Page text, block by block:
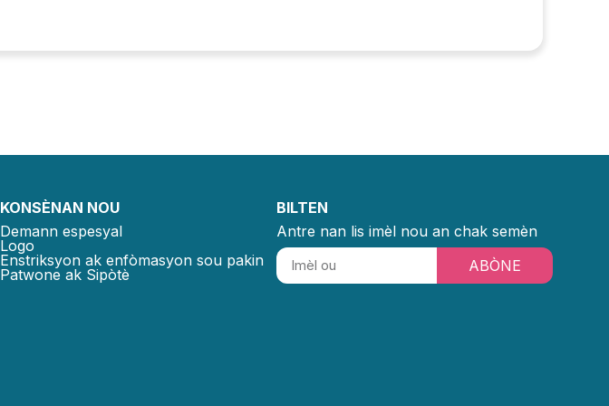
KONSÈNAN NOU
Demann espesyal
Logo
Enstriksyon ak enfòmasyon sou pakin
Patwone ak Sipòtè
BILTEN
Antre nan lis imèl nou an chak semèn
ABÒNE